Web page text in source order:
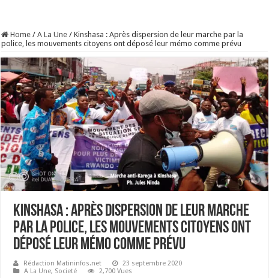
Home / A La Une / Kinshasa : Après dispersion de leur marche par la
police, les mouvements citoyens ont déposé leur mémo comme prévu
Kinshasa : Après dispersion de leur marche
par la police, les mouvements citoyens ont
déposé leur mémo comme prévu
Rédaction Matininfos.net
23 septembre 2020
A La Une, Societé 2,700 Vues